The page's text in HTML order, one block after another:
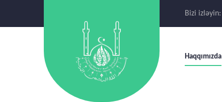
Bizi izləyin:
Haqqımızda